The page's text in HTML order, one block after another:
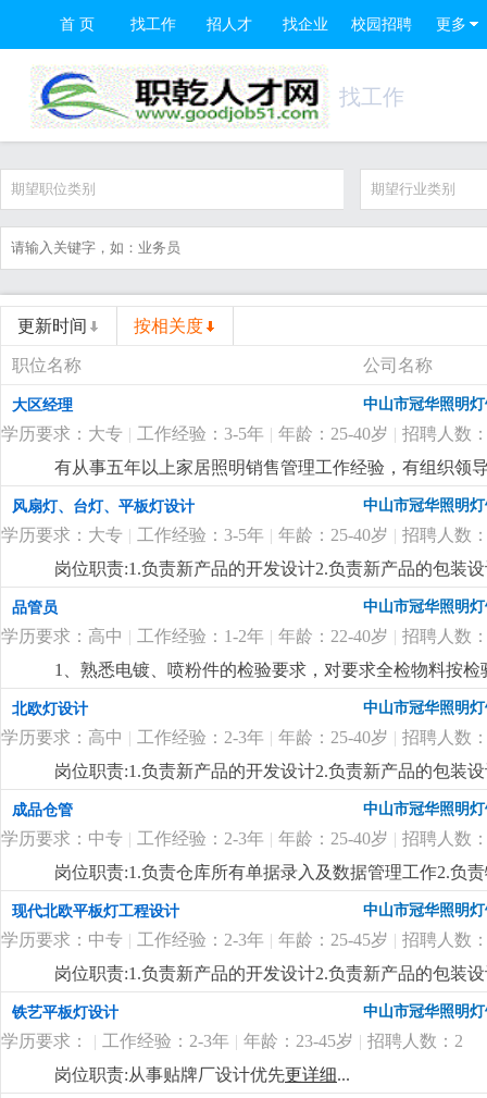
首 页 找工作 招人才 找企业 校园招聘 更多
找工作
期望职位类别 期望行业类别
更新时间 按相关度
职位名称 公司名称
大区经理 中山市冠华照明
学历要求：大专 | 工作经验：3-5年 | 年龄：25-40岁 | 招聘人数
有从事五年以上家居照明销售管理工作经验，有组织领
排，熟悉当地市场。更详细...
风扇灯、台灯、平板灯设计 中山市冠华照明
学历要求：大专 | 工作经验：3-5年 | 年龄：25-40岁 | 招聘人数
岗位职责:1.负责新产品的开发设计2.负责新产品的包装
制定新产品的工艺流程岗位要求:1.大专以上学历，产品
功底3.有二年灯饰行业灯饰产品设计工作经验4.有欧、
品管员 中山市冠华照明
学历要求：高中 | 工作经验：1-2年 | 年龄：22-40岁 | 招聘人数
1、熟悉电镀、喷粉件的检验要求，对要求全检物料按
良品贴不合格标通知仓库退供应商。 3、能看懂产品结
4、对所检验的产品能及时按公司要求填写检验报告，
北欧灯设计 中山市冠华照明
学历要求：高中 | 工作经验：2-3年 | 年龄：25-40岁 | 招聘人数
岗位职责:1.负责新产品的开发设计2.负责新产品的包装
制定新产品的工艺流程岗位要求:1.高中以上学历，产品
功底3.有二年灯饰行业灯饰产品设计工作经验4.有北欧
七八（余先生）更详细...
成品仓管 中山市冠华照明
学历要求：中专 | 工作经验：2-3年 | 年龄：25-40岁 | 招聘人数
岗位职责:1.负责仓库所有单据录入及数据管理工作2.负
上学历，25-40岁2.对数据敏感，有责任心3.一年以上仓
现代北欧平板灯工程设计 中山市冠华照明
学历要求：中专 | 工作经验：2-3年 | 年龄：25-45岁 | 招聘人数
岗位职责:1.负责新产品的开发设计2.负责新产品的包装
制定新产品的工艺流程岗位要求:1.中专以上学历，产品
功底3.有二年灯饰行业灯饰产品设计工作经验4.有欧、
铁艺平板灯设计 中山市冠华照明
学历要求： | 工作经验：2-3年 | 年龄：23-45岁 | 招聘人数：2
岗位职责:从事贴牌厂设计优先更详细...